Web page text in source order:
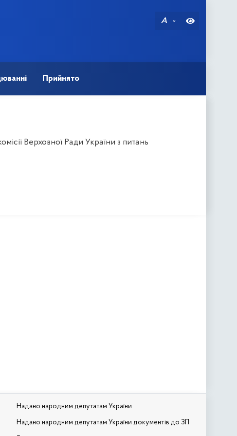
A
Прийнято
Верховної Ради України з питань
Надано народним депутатам України
Надано народним депутатам України документів до ЗП